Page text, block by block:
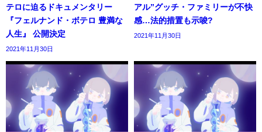
テロに迫るドキュメンタリー
『フェルナンド・ボテロ 豊満な
人生』 公開決定
2021年11月30日
アル”グッチ・ファミリーが不快
感…法的措置も示唆?
2021年11月30日